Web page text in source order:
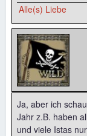
Alle(s) Liebe
Ja, aber ich
Jahr z.B. haben
und viele Istas